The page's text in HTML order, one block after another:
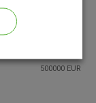
500000 EUR